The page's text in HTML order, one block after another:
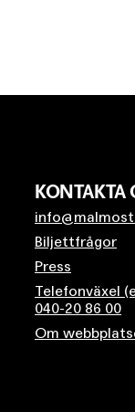
KONTAKTA
Biljettfrågor
Press
Telefonväxel
040-20 86 00
Om